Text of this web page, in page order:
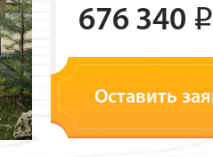
676 340 i
Оставить